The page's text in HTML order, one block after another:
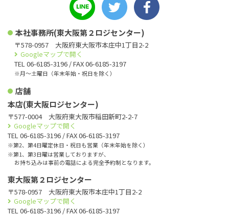
本社事務所(東大阪第２ロジセンター)
〒578-0957 大阪府東大阪市本庄中1丁目2-2
Googleマップで開く
TEL 06-6185-3196 / FAX 06-6185-3197
※月〜土曜日（年末年始・祝日を除く）
店舗
本店(東大阪ロジセンター)
〒577-0004 大阪府東大阪市稲田新町2-2-7
Googleマップで開く
TEL 06-6185-3196 / FAX 06-6185-3197
※第2、第4日曜定休日・祝日も営業（年末年始を除く）
※第1、第3日曜は営業しておりますが、
お持ち込みは事前の電話による完全予約制となります。
東大阪第２ロジセンター
〒578-0957 大阪府東大阪市本庄中1丁目2-2
Googleマップで開く
TEL 06-6185-3196 / FAX 06-6185-3197